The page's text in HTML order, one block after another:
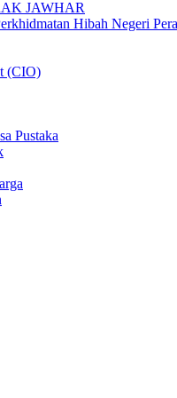
JAWHAR
Hibah Negeri
(CIO)
Pustaka